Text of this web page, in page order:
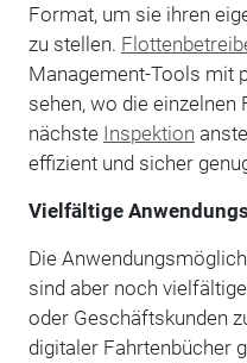
Format, um sie ihren
zu stellen.
Management-Tools mit
sehen, wo die einzelnen
nächste Inspektion
effizient und sicher
Vielfältige
Die
sind aber noch
oder Geschäftskunden
digitaler Fahrtenbücher